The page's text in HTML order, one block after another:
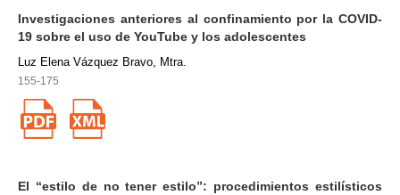
Investigaciones anteriores al confinamiento por la COVID-
19 sobre el uso de YouTube y los adolescentes
Luz Elena Vázquez Bravo, Mtra.
155-175
El “estilo de no tener estilo”: procedimientos estilísticos